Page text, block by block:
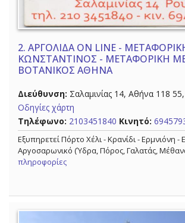
2. ΑΡΓΟΛΙΔΑ ON LINE -
ΚΩΝΣΤΑΝΤΙΝΟΣ - ΜΕΤΑΦΟΡΙΚΗ
ΒΟΤΑΝΙΚΟΣ ΑΘΗΝΑ
Διεύθυνση: Σαλαμινίας 14, Αθήνα 118 55,
Οδηγίες χάρτη
Τηλέφωνο: 2103451840 Κινητό:
Εξυπηρετεί Πόρτο Χέλι - Κρανίδι - Ερμνιόνη -
Αργοσαρωνικό (Ύδρα, Πόρος, Γαλατάς,
πληροφορίες